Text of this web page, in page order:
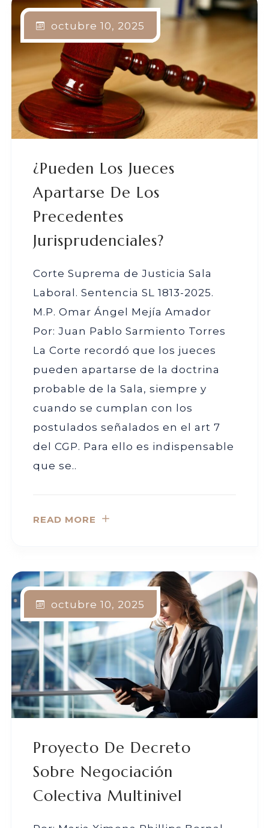
¿Pueden Los Jueces
Apartarse De Los
Precedentes
Jurisprudenciales?
octubre 10, 2025
Corte Suprema de Justicia Sala
Laboral. Sentencia SL 1813-2025.
M.P. Omar Ángel Mejía Amador
Por: Juan Pablo Sarmiento Torres
La Corte recordó que los jueces
pueden apartarse de la doctrina
probable de la Sala, siempre y
cuando se cumplan con los
postulados señalados en el art 7
del CGP. Para ello es indispensable
que se..
READ MORE
Proyecto De Decreto
Sobre Negociación
Colectiva Multinivel
octubre 10, 2025